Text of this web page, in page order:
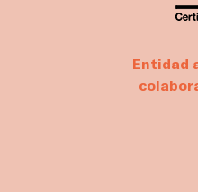
Entidad